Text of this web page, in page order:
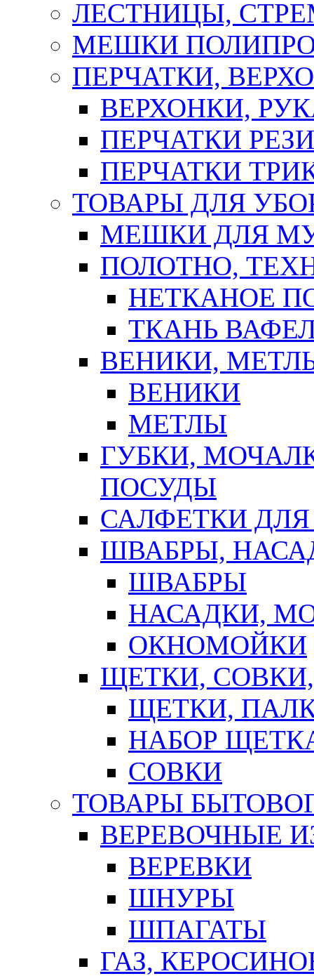
ЛЕСТНИЦЫ,
МЕШКИ
ПЕРЧАТКИ,
ВЕРХОНКИ,
ПЕРЧАТКИ
ПЕРЧАТКИ
ТОВАРЫ ДЛЯ
МЕШКИ ДЛЯ
ПОЛОТНО,
НЕТКАНОЕ
ТКАНЬ
ВЕНИКИ,
ВЕНИКИ
МЕТЛЫ
ГУБКИ,
ПОСУДЫ
САЛФЕТКИ
ШВАБРЫ,
ШВАБРЫ
НАСАДКИ,
ОКНОМОЙКИ
ЩЕТКИ,
ЩЕТКИ,
НАБОР
СОВКИ
ТОВАРЫ
ВЕРЕВОЧНЫЕ
ВЕРЕВКИ
ШНУРЫ
ШПАГАТЫ
ГАЗ,